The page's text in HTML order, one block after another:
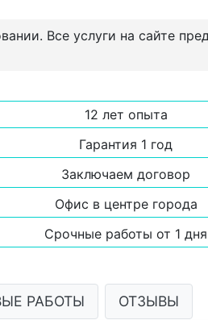
Все услуги на сайте
12 лет опыта
Гарантия 1 год
Заключаем договор
Офис в центре города
Срочные работы от 1 дня
РАБОТЫ ОТЗЫВЫ